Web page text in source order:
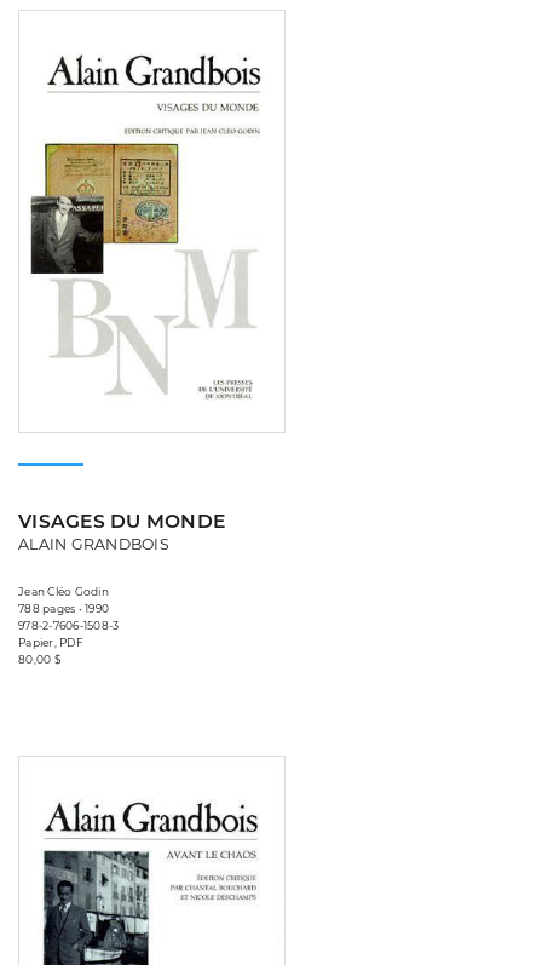
VISAGES DU MONDE
ALAIN GRANDBOIS
Jean Cléo Godin
788 pages • 1990
978-2-7606-1508-3
Papier, PDF
80,00 $